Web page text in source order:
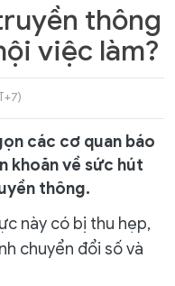
thông
việc làm?
các cơ quan báo
khoăn về sức hút
thông.
này có bị thu hẹp,
chuyển đổi số và